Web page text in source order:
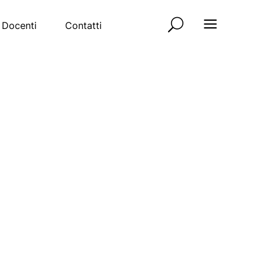
Docenti Contatti